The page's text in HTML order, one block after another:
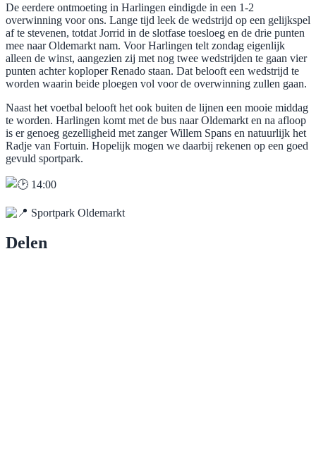
De eerdere ontmoeting in Harlingen eindigde in een 1-2
overwinning voor ons. Lange tijd leek de wedstrijd op een gelijkspel
af te stevenen, totdat Jorrid in de slotfase toesloeg en de drie punten
mee naar Oldemarkt nam. Voor Harlingen telt zondag eigenlijk
alleen de winst, aangezien zij met nog twee wedstrijden te gaan vier
punten achter koploper Renado staan. Dat belooft een wedstrijd te
worden waarin beide ploegen vol voor de overwinning zullen gaan.
Naast het voetbal belooft het ook buiten de lijnen een mooie middag
te worden. Harlingen komt met de bus naar Oldemarkt en na afloop
is er genoeg gezelligheid met zanger Willem Spans en natuurlijk het
Radje van Fortuin. Hopelijk mogen we daarbij rekenen op een goed
gevuld sportpark.
14:00
Sportpark Oldemarkt
Delen